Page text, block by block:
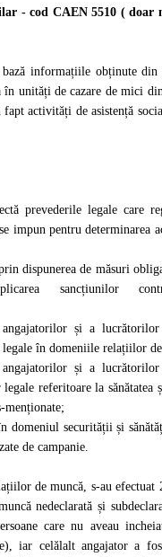
- cod CAEN 5510 ( doar
informațiile obținute din
unități de cazare de mici
activități de asistență
prevederile legale care
impun pentru determinarea
dispunerea de măsuri
sancțiunilor
și a
în domeniile relațiilor
și a
referitoare la sănătatea
menționate;
domeniul securității și
de campanie.
de muncă, s-au efectuat
nedeclarată și
care nu aveau
iar celălalt angajator a